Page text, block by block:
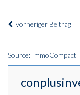
Impressum
vorheriger Beitrag
Source: ImmoCompact